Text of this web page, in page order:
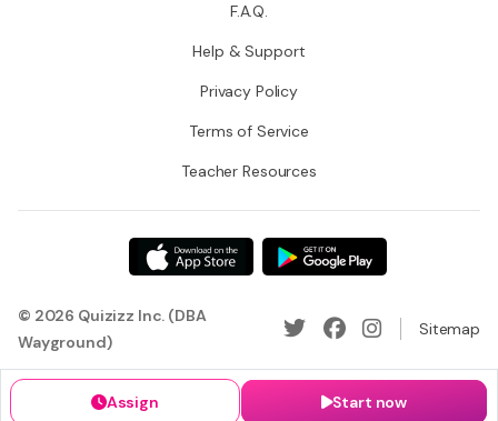
Assign Start now
F.A.Q.
Help & Support
Privacy Policy
Terms of Service
Teacher Resources
© 2026 Quizizz Inc. (DBA
Wayground)
Sitemap